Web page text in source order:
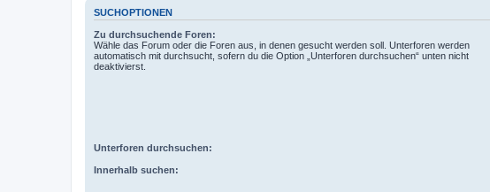
SUCHOPTIONEN
Zu durchsuchende Foren:
Wähle das Forum oder die Foren aus, in denen gesucht werden soll. Unterforen werden
automatisch mit durchsucht, sofern du die Option „Unterforen durchsuchen“ unten nicht
deaktivierst.
Unterforen durchsuchen:
Innerhalb suchen: